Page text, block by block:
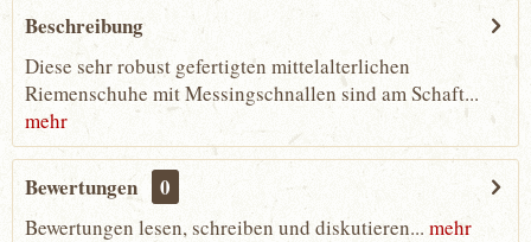
Beschreibung
Diese sehr robust gefertigten mittelalterlichen
Riemenschuhe mit Messingschnallen sind am Schaft...
mehr
Bewertungen 0
Bewertungen lesen, schreiben und diskutieren... mehr